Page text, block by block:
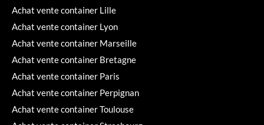
Achat vente container Lille
Achat vente container Lyon
Achat vente container Marseille
Achat vente container Bretagne
Achat vente container Paris
Achat vente container Perpignan
Achat vente container Toulouse